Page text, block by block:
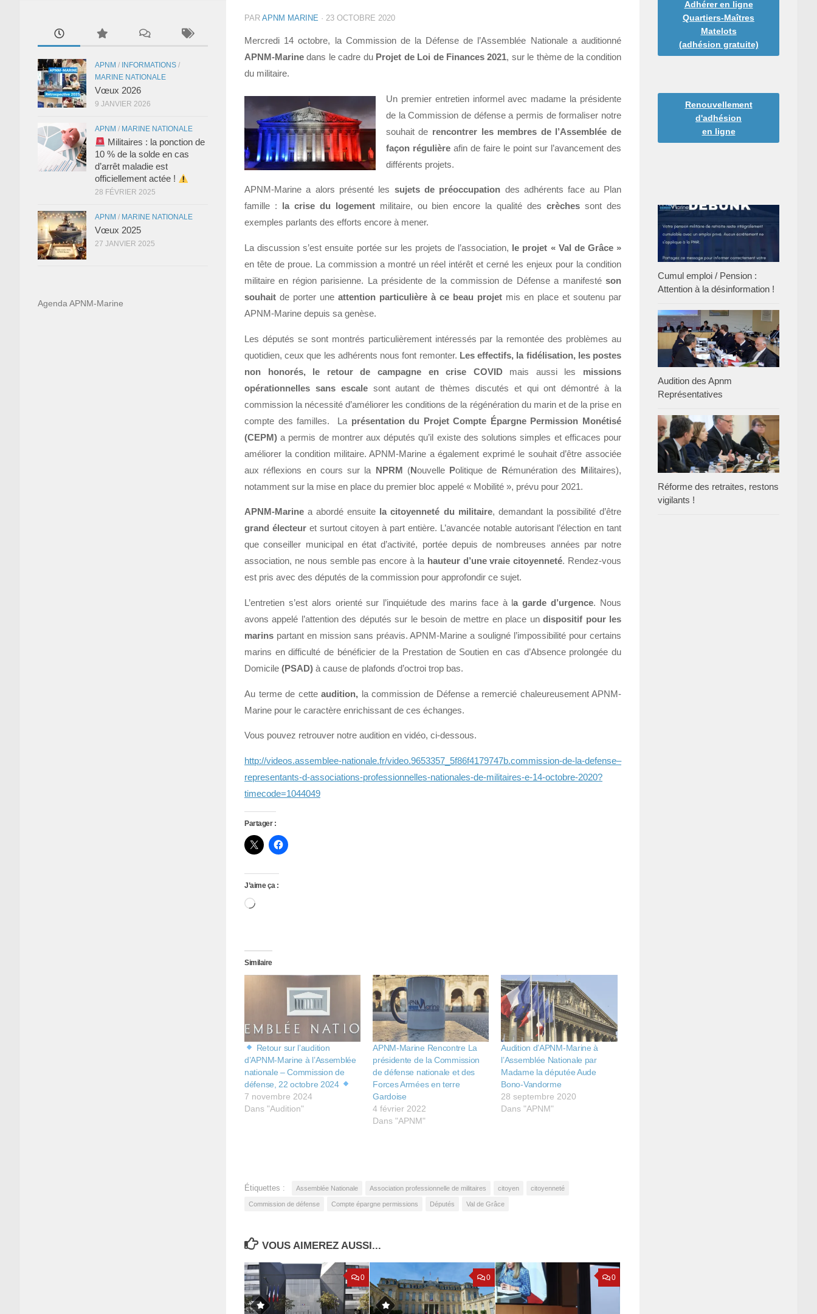
PAR APNM MARINE · 23 OCTOBRE 2020
Mercredi 14 octobre, la Commission de la Défense de l’Assemblée Nationale a auditionné
APNM-Marine dans le cadre du Projet de Loi de Finances 2021, sur le thème de la condition
du militaire.
Un premier entretien informel avec madame la présidente
de la Commission de défense a permis de formaliser notre
souhait de rencontrer les membres de l’Assemblée de
façon régulièreafin de faire le point sur l’avancement des
différents projets.
APNM-Marine a alors présenté les sujets de préoccupation des adhérents face au Plan
famille :
la crise du logementmilitaire, ou bien encore la qualité descrèches sont des
exemples parlants des efforts encore à mener.
La discussion s’est ensuite portée sur les projets de l’association,
le projet « Val de Grâce »
en tête de proue. La commission a montré un réel intérêt et cerné les enjeux pour la condition
militaire en région parisienne. La présidente de la commission de Défense a manifesté son
souhait de porter une attention particulière à ce beau projet mis en place et soutenu par
APNM-Marine depuis sa genèse.
Les députés se sont montrés particulièrement intéressés par la remontée des problèmes au
quotidien, ceux que les adhérents nous font remonter. Les effectifs, la fidélisation, les postes
non honorés, le retour de campagne en crise COVIDmais aussi les missions
opérationnelles sans escalesont autant de thèmes discutés et qui ont démontré à la
commission la nécessité d’améliorer les conditions de la régénération du marin et de la prise en
compte des familles. La présentation du Projet Compte Épargne Permission Monétisé
(CEPM) a permis de montrer aux députés qu’il existe des solutions simples et efficaces pour
améliorer la condition militaire. APNM-Marine a également exprimé le souhait d’être associée
aux réflexions en cours sur la
NPRM (Nouvelle Politique de Rémunération des M ilitaires),
notamment sur la mise en place du premier bloc appelé « Mobilité », prévu pour 2021.
APNM-Marine a abordé ensuite la citoyenneté du militaire, demandant la possibilité d’être
grand électeur et surtout citoyen à part entière. L’avancée notable autorisant l’élection en tant
que conseiller municipal en état d’activité, portée depuis de nombreuses années par notre
association, ne nous semble pas encore à la hauteur d’une vraie citoyenneté. Rendez-vous
est pris avec des députés de la commission pour approfondir ce sujet.
L’entretien s’est alors orienté sur l’inquiétude des marins face à la garde d’urgence. Nous
avons appelé l’attention des députés sur le besoin de mettre en place undispositif pour les
marins partant en mission sans préavis. APNM-Marine a souligné l’impossibilité pour certains
marins en difficulté de bénéficier de la Prestation de Soutien en cas d’Absence prolongée du
Domicile (PSAD) à cause de plafonds d’octroi trop bas.
Au terme de cette audition, la commission de Défense a remercié chaleureusement APNM-
Marine pour le caractère enrichissant de ces échanges.
Vous pouvez retrouver notre audition en vidéo, ci-dessous.
http://videos.assemblee-nationale.fr/video.9653357_5f86f4179747b.commission-de-la-defense–
representants-d-associations-professionnelles-nationales-de-militaires-e-14-octobre-2020?
timecode=1044049
Partager :
J’aime ça :
Chargement…
Similaire
Retour sur l’audition
d’APNM-Marine à l’Assemblée
nationale – Commission de
défense, 22 octobre 2024
7 novembre 2024
Dans "Audition"
APNM-Marine Rencontre La
présidente de la Commission
de défense nationale et des
Forces Armées en terre
Gardoise
4 février 2022
Dans "APNM"
Audition d’APNM-Marine à
l’Assemblée Nationale par
Madame la députée Aude
Bono-Vandorme
28 septembre 2020
Dans "APNM"
Étiquettes : Assemblée Nationale Association professionnelle de militaires citoyen citoyenneté
Commission de défense Compte épargne permissions Députés Val de Grâce
VOUS AIMEREZ AUSSI...
0 0 0
APNM / INFORMATIONS /
MARINE NATIONALE
Vœux 2026
9 JANVIER 2026
APNM / MARINE NATIONALE
Militaires : la ponction de
10 % de la solde en cas
d’arrêt maladie est
officiellement actée !
28 FÉVRIER 2025
APNM / MARINE NATIONALE
Vœux 2025
27 JANVIER 2025
Agenda APNM-Marine
Adhérer en ligne
Quartiers-Maîtres
Matelots
(adhésion gratuite)
Renouvellement
d'adhésion
en ligne
Cumul emploi / Pension :
Attention à la désinformation !
Audition des Apnm
Représentatives
Réforme des retraites, restons
vigilants !